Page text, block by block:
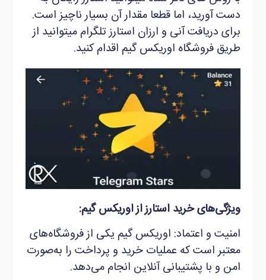
دست آورید، اما قطعا مقدار آن بسیار ناچیز است.
برای دریافت آنی و ارزان استارز تلگرام می‏توانید از
طریق فروشگاه اوریکس گیم اقدام کنید.
ویژگی‌های خرید استارز از اوریکس گیم:
امنیت و اعتماد: اوریکس گیم یکی از فروشگاه‌های
معتبر است که عملیات خرید و پرداخت را به‌صورت
امن و با پشتیبانی آنلاین انجام می‌دهد.